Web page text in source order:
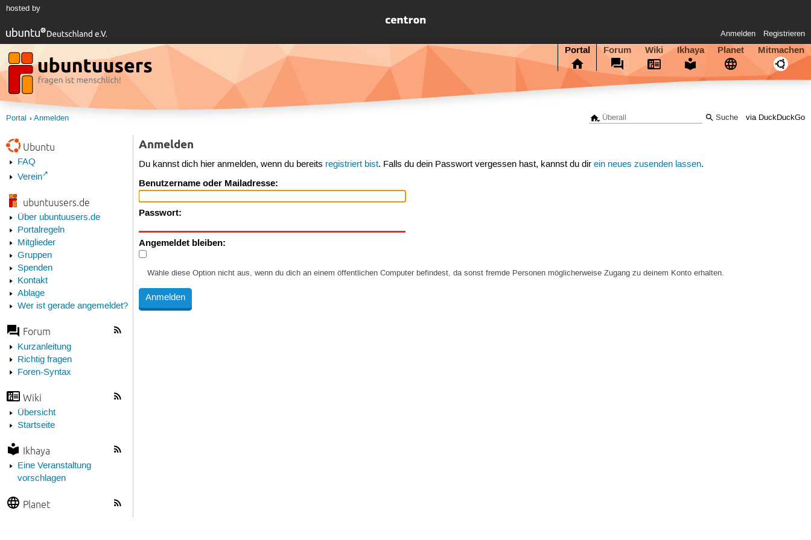
hosted by
Anmelden Registrieren
Portal Forum Wiki Ikhaya Planet Mitmachen
via DuckDuckGo
Portal Anmelden
Ubuntu
FAQ
Verein
ubuntuusers.de
Über ubuntuusers.de
Portalregeln
Mitglieder
Gruppen
Spenden
Kontakt
Ablage
Wer ist gerade angemeldet?
Forum
Kurzanleitung
Richtig fragen
Foren-Syntax
Wiki
Übersicht
Startseite
Ikhaya
Eine Veranstaltung
vorschlagen
Planet
Anmelden
Du kannst dich hier anmelden, wenn du bereits registriert bist. Falls du dein Passwort vergessen hast, kannst du direin neues zusenden lassen.
Benutzername oder Mailadresse:
Passwort:
Angemeldet bleiben:
Wähle diese Option nicht aus, wenn du dich an einem öffentlichen Computer befindest, da sonst fremde Personen möglicherweise Zugang zu deinem Konto erhalten.